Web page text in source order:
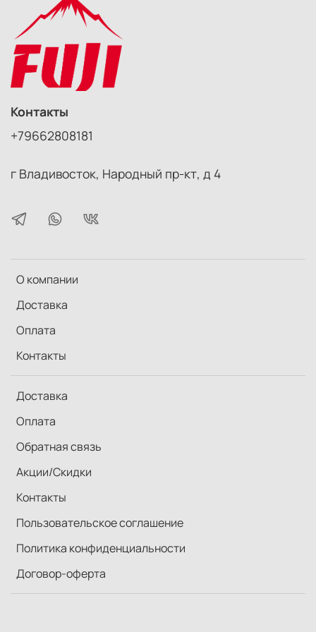
объективу вашей камеры с помощью резьбового
внутреннего кольца.
Может использоваться с крышкой.
О компании
Доставка
Оплата
Контакты
Доставка
Оплата
Обратная связь
Акции/Скидки
Контакты
Пользовательское соглашение
Политика конфиденциальности
Договор-оферта
Контакты
+79662808181
г Владивосток, Народный пр-кт, д 4